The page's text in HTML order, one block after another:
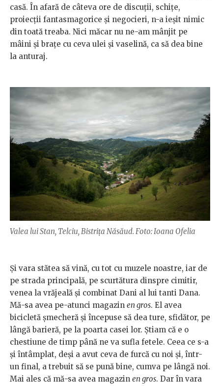
casă. În afară de câteva ore de discuții, schițe,
proiecții fantasmagorice și negocieri, n-a ieșit nimic
din toată treaba. Nici măcar nu ne-am mânjit pe
mâini și brațe cu ceva ulei și vaselină, ca să dea bine
la anturaj.
Valea lui Stan, Telciu, Bistrița Năsăud. Foto: Ioana Ofelia
Și vara stătea să vină, cu tot cu muzele noastre, iar de
pe strada principală, pe scurtătura dinspre cimitir,
venea la vrăjeală și combinat Dani al lui tanti Dana.
Mă-sa avea pe-atunci magazin en gros. El avea
bicicletă șmecheră și începuse să dea ture, sfidător, pe
lângă barieră, pe la poarta casei lor. Știam că e o
chestiune de timp până ne va sufla fetele. Ceea ce s-a
și întâmplat, deși a avut ceva de furcă cu noi și, într-
un final, a trebuit să se pună bine, cumva pe lângă noi.
Mai ales că mă-sa avea magazin en gros. Dar în vara